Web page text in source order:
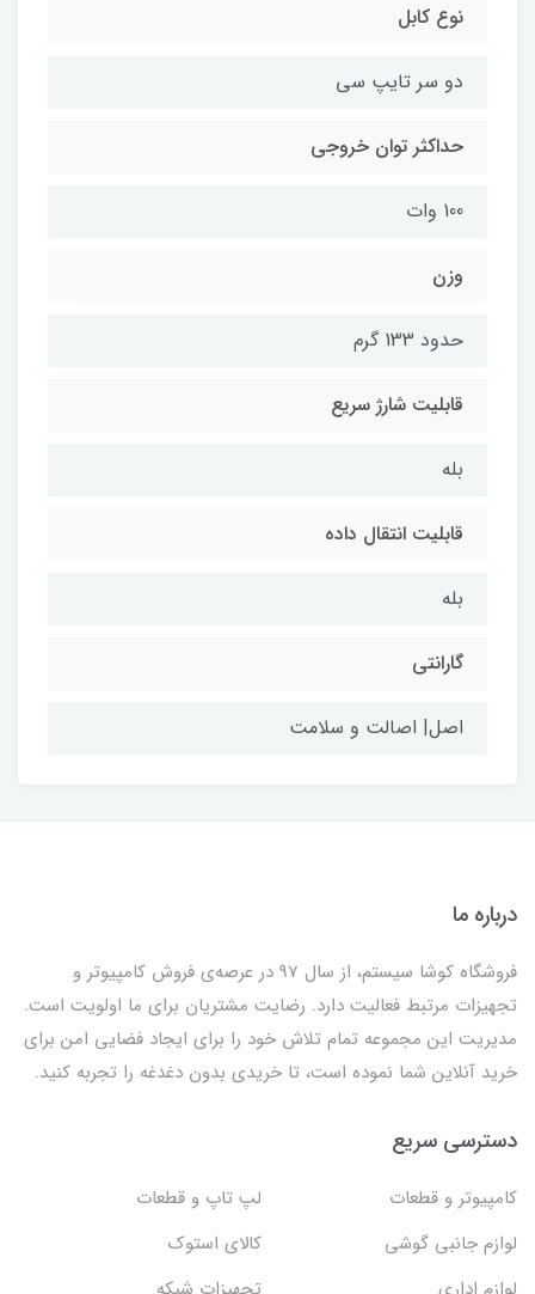
نوع کابل
دو سر تایپ سی
حداکثر توان خروجی
100 وات
وزن
حدود 133 گرم
قابلیت شارژ سریع
بله
قابلیت انتقال داده
بله
گارانتی
اصل| اصالت و سلامت
درباره ما
فروشگاه کوشا سیستم، از سال 97 در عرصه‌ی فروش کامپیوتر و
تجهیزات مرتبط فعالیت دارد. رضایت مشتریان برای ما اولویت است.
مدیریت این مجموعه تمام تلاش خود را برای ایجاد فضایی امن برای
خرید آنلاین شما نموده است، تا خریدی بدون دغدغه را تجربه کنید.
دسترسی سریع
کامپیوتر و قطعات
لپ تاپ و قطعات
لوازم جانبی گوشی
کالای استوک